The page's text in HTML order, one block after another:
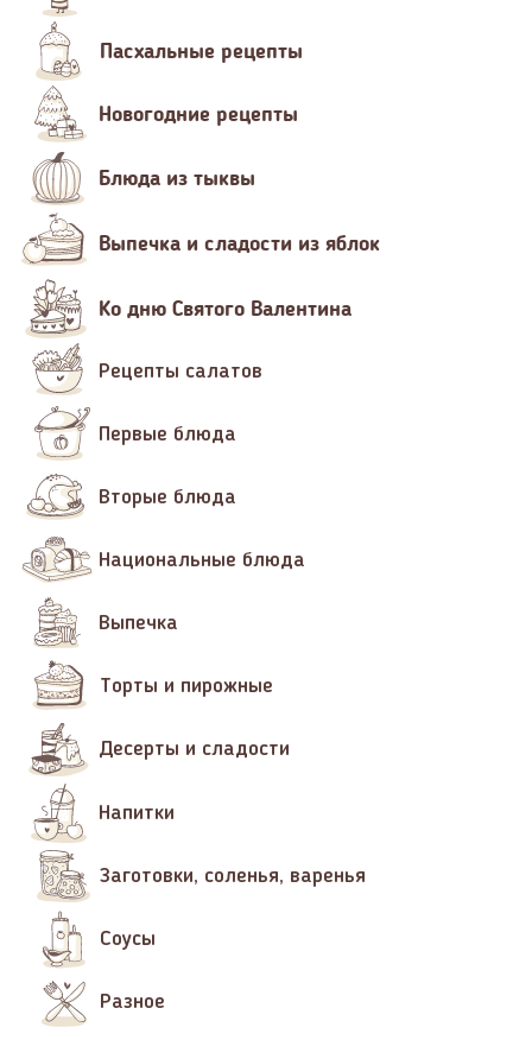
Пасхальные рецепты
Новогодние рецепты
Блюда из тыквы
Выпечка и сладости из яблок
Ко дню Святого Валентина
Рецепты салатов
Первые блюда
Вторые блюда
Национальные блюда
Выпечка
Торты и пирожные
Десерты и сладости
Напитки
Заготовки, соленья, варенья
Соусы
Разное